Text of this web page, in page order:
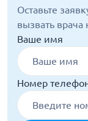
Оставьте
вызвать врача
Ваше имя
Номер